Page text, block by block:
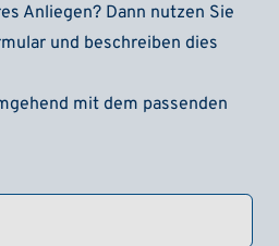
Anliegen? Dann nutzen Sie
und beschreiben dies
mit dem passenden